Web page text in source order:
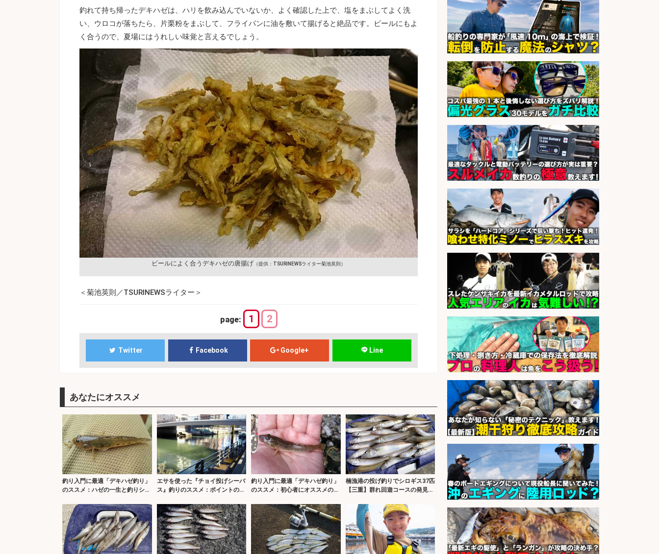
釣れて持ち帰ったデキハゼは、ハリを飲み込んでいないか、よく確認した上で、塩をまぶしてよく洗
い、ウロコが落ちたら、片栗粉をまぶして、フライパンに油を敷いて揚げると絶品です。ビールにもよ
く合うので、夏場にはうれしい味覚と言えるでしょう。
ビールによく合うデキハゼの唐揚げ （提供：TSURINEWSライター菊池英則）
＜菊池英則／TSURINEWSライター＞
page: 1 2
Twitter Facebook Google+ Line
あなたにオススメ
釣り入門に最適「デキハゼ釣り」
のススメ：ハゼの一生と釣りシー
エサを使った『チョイ投げシーバ
ス』釣りのススメ：ポイントの探
釣り入門に最適「デキハゼ釣り」
のススメ：初心者にオススメの釣
楠漁港の投げ釣りでシロギス37匹
【三重】群れ回遊コースの発見が
魚をさばける方必見「鮮魚部門スタ
ッフ」/3つの働き方が選べる
会社名 株式会社旬
sponsored by 求人ボックス
ホールスタッフ/20代～30代が活躍
中/高時給 週3日～OK お肉・お魚料
理のキッチンスタッフ@西武池袋/
東京都/豊島区
会社名 株式会社ディンプル
sponsored by 求人ボックス
レジカウンター/夕方勤務で時給UP
お釣りの計算不要の簡単レジ1日2時
間
会社名 オーケー株式会社
sponsored by 求人ボックス
さらに求人情報を見る